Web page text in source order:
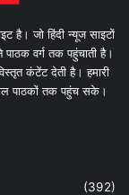
है। जो हिंदी न्यूज साइटों
वर्ग तक पहुंचाती है।
कंटेंट देती है। हमारी
पाठकों तक पहुंच सके।
(392)